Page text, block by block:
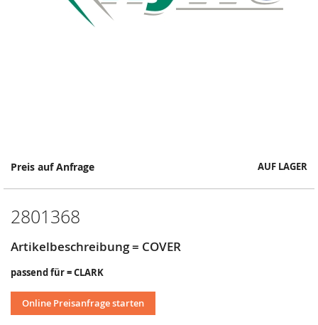
Preis auf Anfrage AUF LAGER
2801368
Artikelbeschreibung = COVER
passend für = CLARK
Online Preisanfrage starten
Springe
Anfang
Bildergalerie